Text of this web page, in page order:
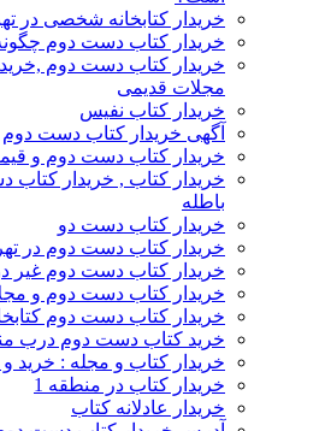
خریدار کتابخانه شخصی در
خریدار کتاب دست دوم
خریدار کتاب دست دوم
مجلات قدیمی
خریدار کتاب نفیس
آگهی خریدار کتاب دست دوم
خریدار کتاب دست دوم و
خریدار کتاب , خریدار کتاب
باطله
خریدار کتاب دست دو
خریدار کتاب دست دوم در
خریدار کتاب دست دوم غیر
خریدار کتاب دست دوم و
خریدار کتاب دست دوم
خرید کتاب دست دوم درب
خریدار کتاب و مجله :
خریدار کتاب در منطقه 1
خریدار عادلانه کتاب